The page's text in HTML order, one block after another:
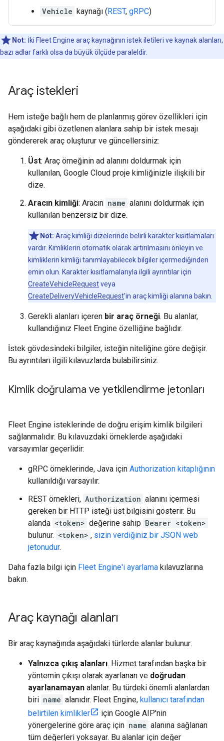
Vehicle kaynağı (REST, gRPC)
Not: İki Fleet Engine araç kaynağının istek iletileri ve kaynak alanları,
bazı adlar farklı olsa da büyük ölçüde paraleldir.
Araç istekleri
Hem isteğe bağlı hem de planlanmış görev özellikleri için
aşağıdaki gibi özetlenen alanlara sahip bir istek mesajı
göndererek araç oluşturur ve güncellersiniz:
Üst: Araç örneğinin ad alanını doldurmak için
kullanılan, Google Cloud proje kimliğinizle ilişkili bir
dize.
Aracın kimliği: Aracın name alanını doldurmak için
kullanılan benzersiz bir dize.
Not: Araç kimliği dizelerinde belirli karakter kısıtlamaları
vardır. Kimliklerin otomatik olarak artırılmasını önleyin ve
kimliklerin kimliği tanımlayabilecek bilgiler içermediğinden
emin olun. Karakter kısıtlamalarıyla ilgili ayrıntılar için
CreateVehicleRequestveya
CreateDeliveryVehicleRequest'in araç kimliği alanına bakın.
Gerekli alanları içeren bir araç örneği. Bu alanlar,
kullandığınız Fleet Engine özelliğine bağlıdır.
İstek gövdesindeki bilgiler, isteğin niteliğine göre değişir.
Bu ayrıntıları ilgili kılavuzlarda bulabilirsiniz.
Kimlik doğrulama ve yetkilendirme jetonları
Fleet Engine isteklerinde de doğru erişim kimlik bilgileri
sağlanmalıdır. Bu kılavuzdaki örneklerde aşağıdaki
varsayımlar geçerlidir:
gRPC örneklerinde, Java için Authorization kitaplığının
kullanıldığı varsayılır.
REST örnekleri, Authorization alanını içermesi
gereken bir HTTP isteği üst bilgisini gösterir. Bu
alanda <token> değerine sahip Bearer <token>
bulunur. <token> , sizin verdiğiniz bir JSON web
jetonudur.
Daha fazla bilgi için Fleet Engine'i ayarlama kılavuzlarına
bakın.
Araç kaynağı alanları
Bir araç kaynağında aşağıdaki türlerde alanlar bulunur:
Yalnızca çıkış alanları. Hizmet tarafından başka bir
yöntemin çıkışı olarak ayarlanan ve doğrudan
ayarlanamayan alanlar. Bu türdeki önemli alanlardan
biri name alanıdır. Fleet Engine, kullanıcı tarafından
belirtilen kimlikler
için Google AIP'nin
yönergelerine göre araç için name alanına sağlanan
tüm değerleri yoksayar. Bu alanlar için değer